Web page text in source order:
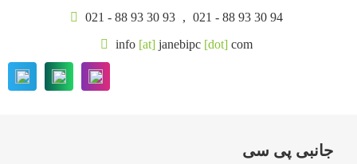
021 - 88 93 30 93 , 021 - 88 93 30 94
info [at] janebipc [dot] com
جانبی پی سی